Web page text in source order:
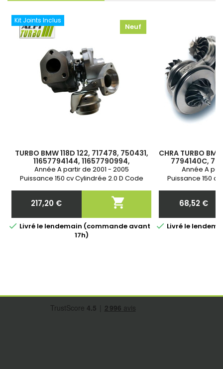
Kit Joints Inclus
Neuf
TURBO BMW 118D 122, 717478, 750431,
11657794144, 11657790994,
11657787626, 11657787628
Année A partir de 2001 - 2005
Puissance 150 cv Cylindrée 2.0 D Code
Garantie 2 ans DURITE ALIMENTATION HUILE
A REMPLACER IMPERATIVEMENT
Prix
217,20 € 
 Livré le lendemain (commande avant
17h)
CHRA TURBO
7794140C,
7794144,
0004,
Année A
Puissance 150
DANS
Prix
68,52 €
 Livré le